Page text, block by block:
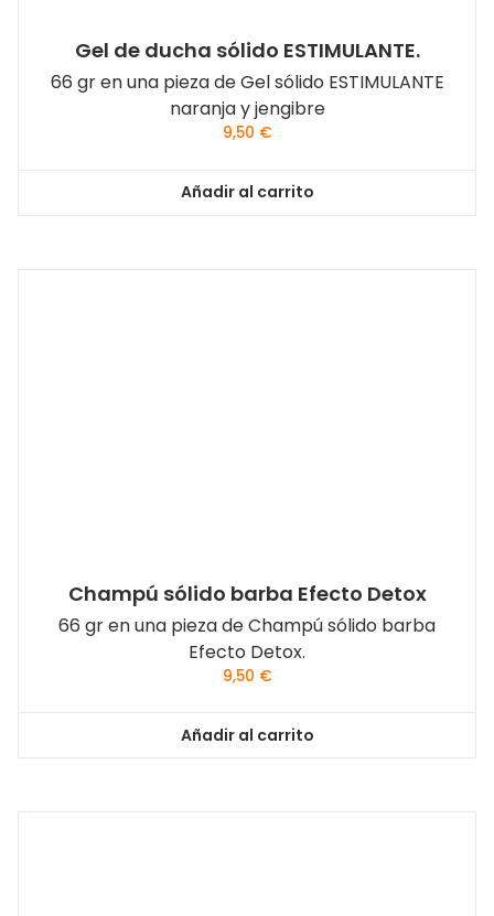
Gel de ducha sólido ESTIMULANTE.
66 gr en una pieza de Gel sólido ESTIMULANTE
naranja y jengibre
9,50 €
Añadir al carrito
Champú sólido barba Efecto Detox
66 gr en una pieza de Champú sólido barba
Efecto Detox.
9,50 €
Añadir al carrito